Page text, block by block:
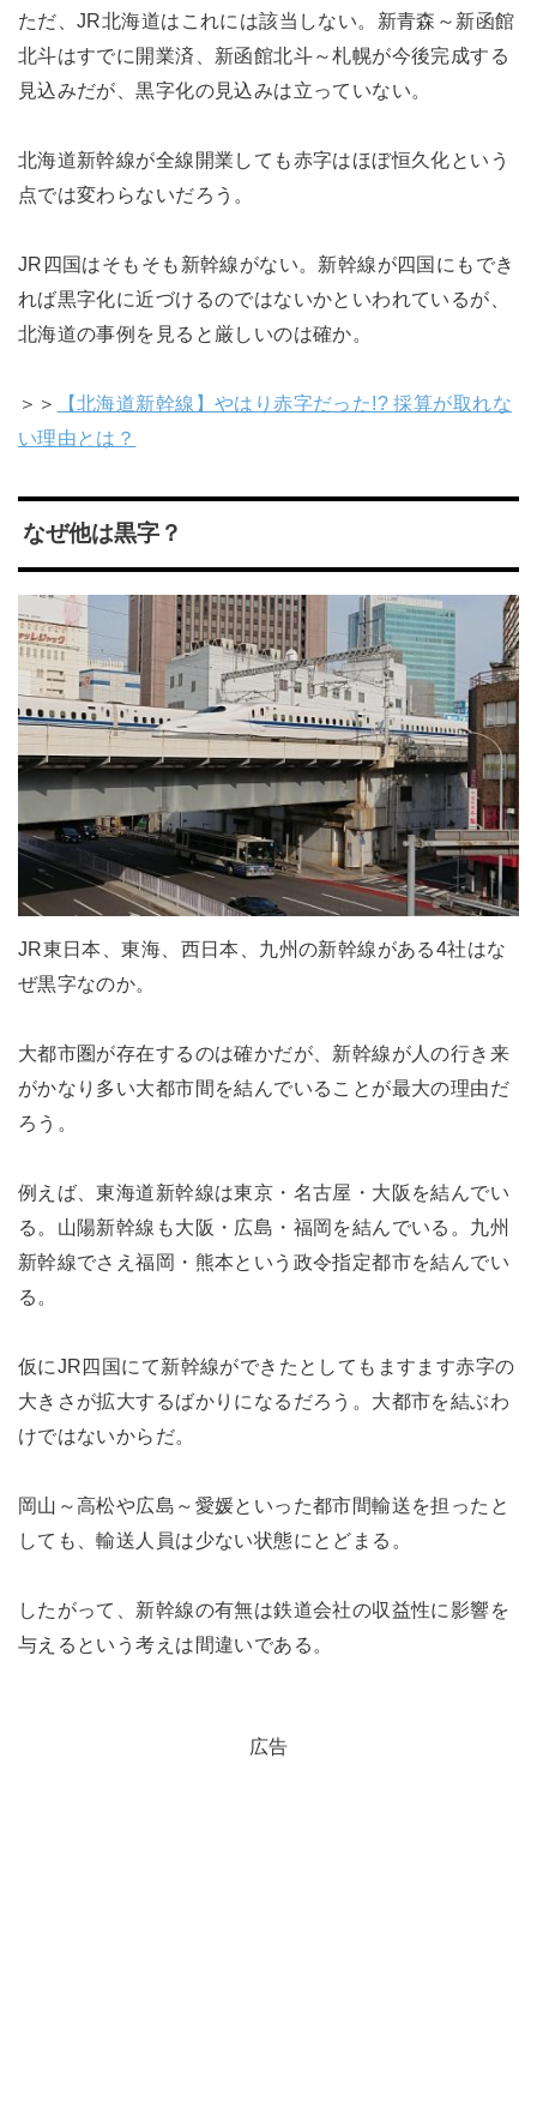
ただ、JR北海道はこれには該当しない。新青森～新函館
北斗はすでに開業済、新函館北斗～札幌が今後完成する
見込みだが、黒字化の見込みは立っていない。
北海道新幹線が全線開業しても赤字はほぼ恒久化という
点では変わらないだろう。
JR四国はそもそも新幹線がない。新幹線が四国にもでき
れば黒字化に近づけるのではないかといわれているが、
北海道の事例を見ると厳しいのは確か。
＞＞
【北海道新幹線】やはり赤字だった!? 採算が取れな
い理由とは？
なぜ他は黒字？
JR東日本、東海、西日本、九州の新幹線がある4社はな
ぜ黒字なのか。
大都市圏が存在するのは確かだが、新幹線が人の行き来
がかなり多い大都市間を結んでいることが最大の理由だ
ろう。
例えば、東海道新幹線は東京・名古屋・大阪を結んでい
る。山陽新幹線も大阪・広島・福岡を結んでいる。九州
新幹線でさえ福岡・熊本という政令指定都市を結んでい
る。
仮にJR四国にて新幹線ができたとしてもますます赤字の
大きさが拡大するばかりになるだろう。大都市を結ぶわ
けではないからだ。
岡山～高松や広島～愛媛といった都市間輸送を担ったと
しても、輸送人員は少ない状態にとどまる。
したがって、新幹線の有無は鉄道会社の収益性に影響を
与えるという考えは間違いである。
広告